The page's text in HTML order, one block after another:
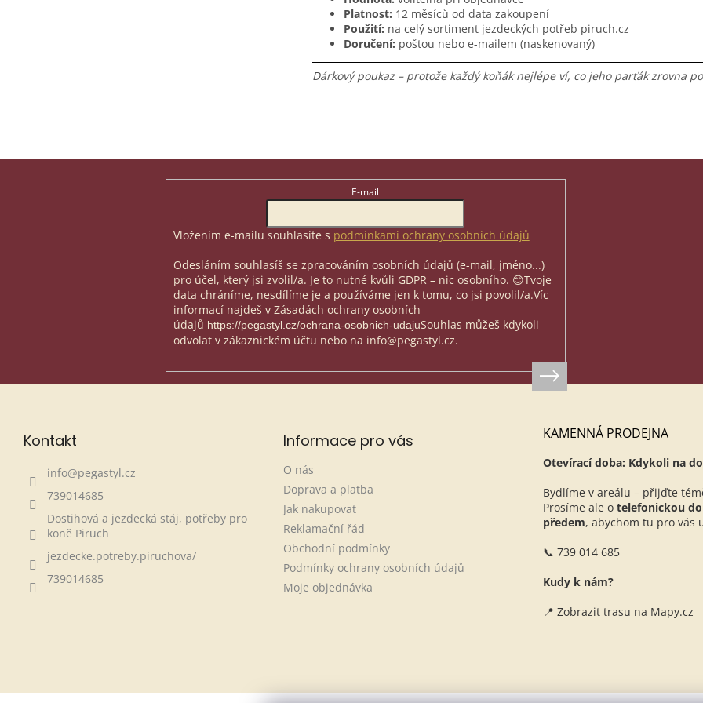
Platnost: 12 měsíců od data zakoupení
Použití: na celý sortiment jezdeckých potřeb piruch.cz
Doručení: poštou nebo e-mailem (naskenovaný)
Dárkový poukaz – protože každý koňák nejlépe ví, co jeho parťák zrovna
E-mail
Vložením e-mailu souhlasíte s podmínkami ochrany osobních údajů
Odesláním souhlasíš se zpracováním osobních údajů (e-mail, jméno...)
pro účel, který jsi zvolil/a. Je to nutné kvůli GDPR – nic osobního. 😊Tvoje
data chráníme, nesdílíme je a používáme jen k tomu, co jsi povolil/a.Víc
informací najdeš v Zásadách ochrany osobních
údajů https://pegastyl.cz/ochrana-osobnich-udajuSouhlas můžeš kdykoli
odvolat v zákaznickém účtu nebo na info@pegastyl.cz.
Kontakt
info@pegastyl.cz
739014685
Dostihová a jezdecká stáj, potřeby pro
koně Piruch
jezdecke.potreby.piruchova/
739014685
Informace pro vás
O nás
Doprava a platba
Jak nakupovat
Reklamační řád
Obchodní podmínky
Podmínky ochrany osobních údajů
Moje objednávka
KAMENNÁ PRODEJNA
Otevírací doba: Kdykoli na
Bydlíme v areálu – přijďte
Prosíme ale o telefonickou
předem, abychom tu pro vás
📞 739 014 685
Kudy k nám?
📍 Zobrazit trasu na Mapy.cz